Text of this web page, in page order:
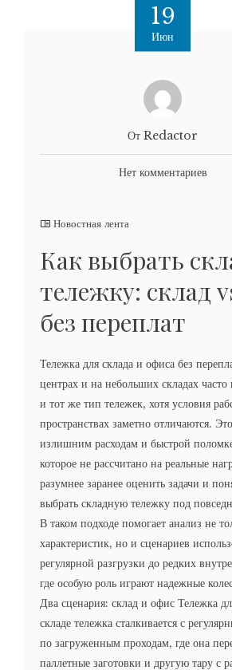
19
Июн
От Redactor
Нет комментариев
Новостная лента
Как выбрать
тележку: склад
без переплат
Тележка для склада и офиса без
центрах и на небольших складах
и тот же тип тележек, хотя условия
пространствах заметно отличаются.
излишним расходам и быстрой
которое не рассчитано на реальные
разумнее заранее оценить задачи и
выбрать складную тележку под
В таком подходе помогает анализ не
характеристик, но и сценариев
регулярной разгрузки до редких
где особую роль играют надежные
Два сценария: склад и офис Тележка
складе тележка сталкивается с
по загруженным проходам, где она
паллетные заготовки и другую тару с